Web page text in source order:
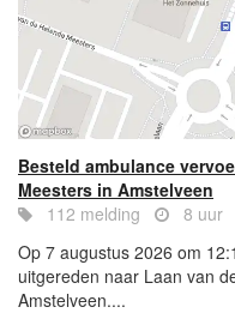
Besteld ambulance
Meesters in Amstelveen
112 melding
8 uur
Op 7 augustus 2026 om
uitgereden naar Laan van
Amstelveen....